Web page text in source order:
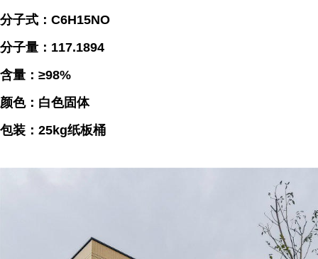
分子式：C6H15NO
分子量：117.1894
含量：≥98%
颜色：白色固体
包装：25kg纸板桶